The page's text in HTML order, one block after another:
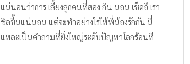
แน่นอนว่าการ เลี้ยงลูกคนที่สอง กิน นอน เช็ดอึ เรา
ชิลขึ้นแน่นอน แต่จะทำอย่างไรให้พี่น้องรักกัน นี่
แหละเป็นคำถามที่ยิ่งใหญ่ระดับปัญหาโลกร้อนที